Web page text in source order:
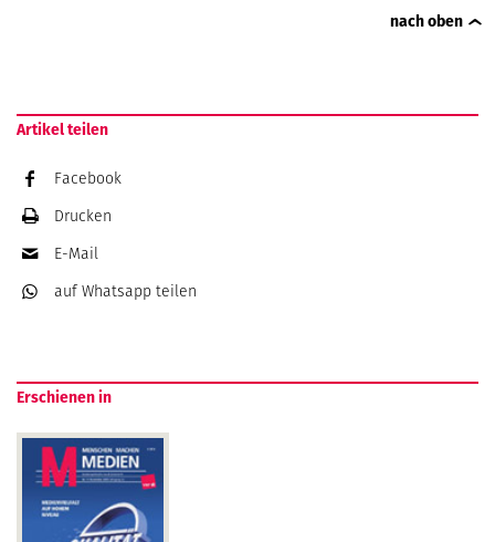
nach oben
Artikel teilen
Facebook
Drucken
E-Mail
auf Whatsapp teilen
Erschienen in